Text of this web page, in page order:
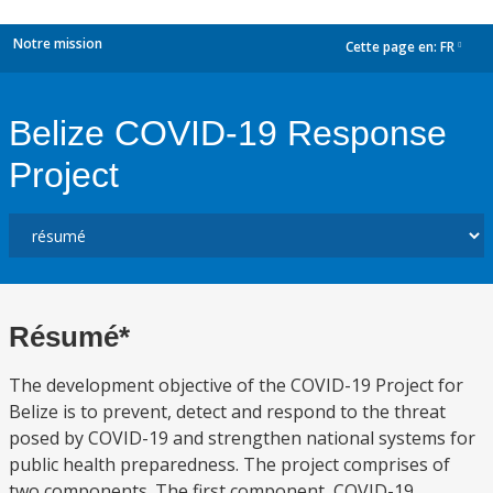
Notre mission Cette page en: FR
Belize COVID-19 Response
Project
Résumé*
The development objective of the COVID-19 Project for
Belize is to prevent, detect and respond to the threat
posed by COVID-19 and strengthen national systems for
public health preparedness. The project comprises of